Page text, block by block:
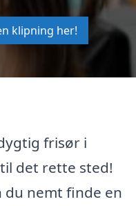
klipning her!
frisør i
det rette sted!
du nemt finde en